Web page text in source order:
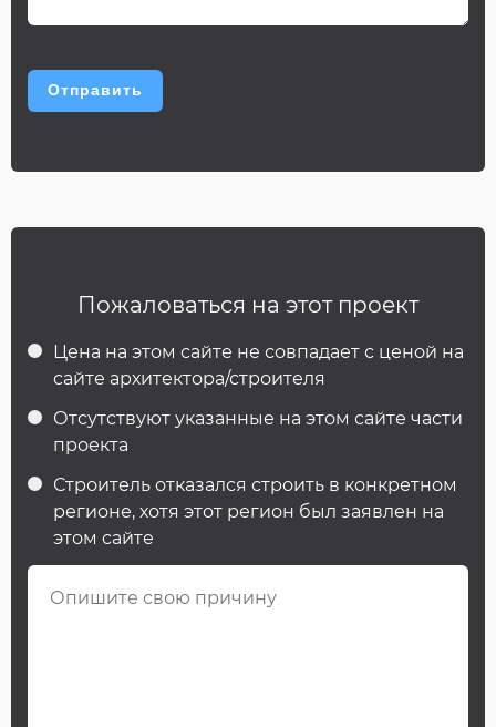
Пожаловаться на этот проект
Цена на этом сайте не совпадает с ценой на
сайте архитектора/строителя
Отсутствуют указанные на этом сайте части
проекта
Строитель отказался строить в конкретном
регионе, хотя этот регион был заявлен на
этом сайте